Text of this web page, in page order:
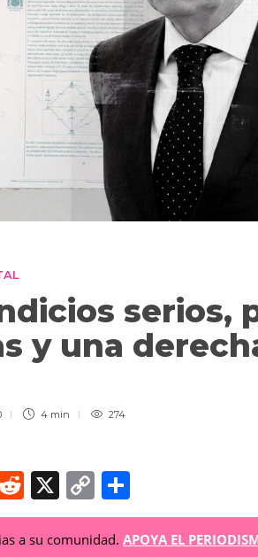
serios,
y una
4 min 274
R
e
d
X C
o
p
o
m
a su comunidad. APOYA EL